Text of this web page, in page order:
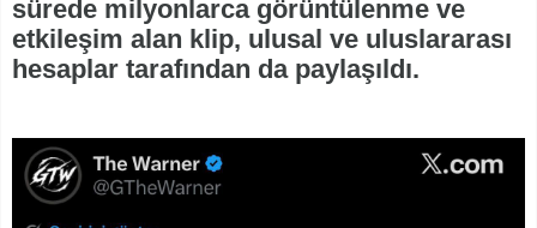
sürede milyonlarca görüntülenme ve
etkileşim alan klip, ulusal ve uluslararası
hesaplar tarafından da paylaşıldı.